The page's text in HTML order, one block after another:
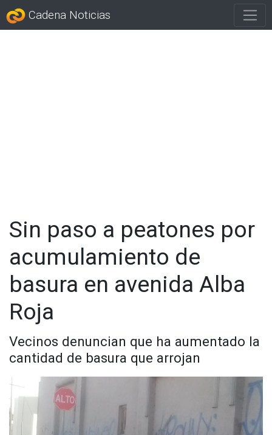
Cadena Noticias
Sin paso a peatones por
acumulamiento de
basura en avenida Alba
Roja
Vecinos denuncian que ha aumentado la
cantidad de basura que arrojan